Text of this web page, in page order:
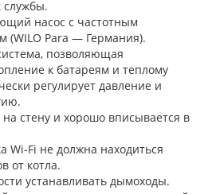
службы.
насос с частотным
(WILO Para — Германия).
позволяющая
к батареям и теплому
регулирует давление и
на стену и хорошо вписывается в
Wi-Fi не должна находиться
от котла.
устанавливать дымоходы.